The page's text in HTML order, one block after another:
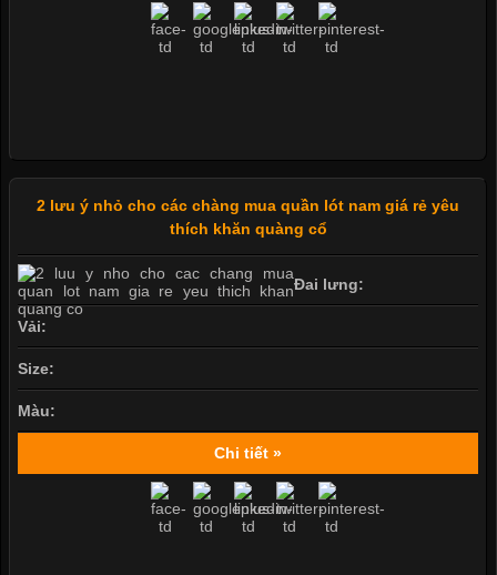
2 lưu ý nhỏ cho các chàng mua quần lót nam giá rẻ yêu
thích khăn quàng cổ
Đai lưng:
Vải:
Size:
Màu:
Chi tiết »